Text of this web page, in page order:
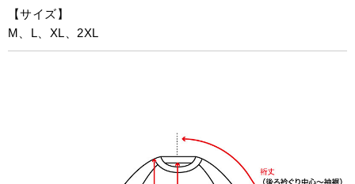
【サイズ】
M、L、XL、2XL